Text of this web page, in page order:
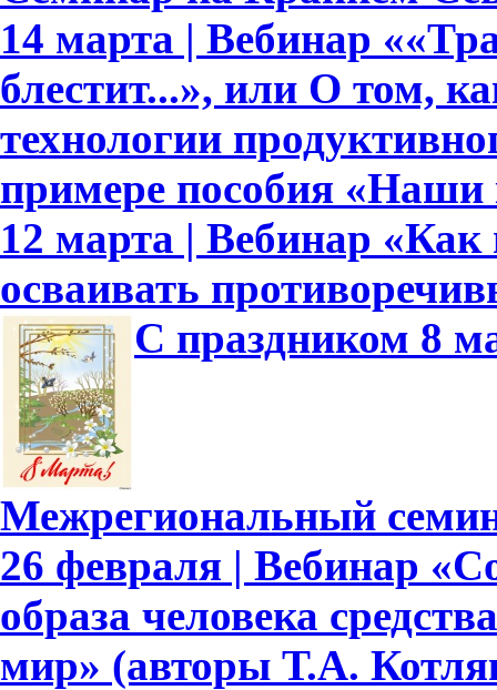
14 марта | Вебинар
блестит...», или О том,
технологии
примере пособия
12 марта | Вебинар «Как
осваивать
С праздником 8
Межрегиональный
26 февраля | Вебинар
образа человека
мир» (авторы Т.А.